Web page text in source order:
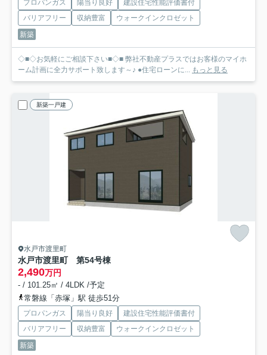
プロパンガス 陽当り良好
建設住宅性能評価書付
バリアフリー
収納豊富
ウォークインクロゼット
新築
◇■◇お気軽にご相談下さい■◇■ 弊社不動産プラスではお客様のマイホ
ーム計画に全力サポート致します～♪ ●住宅ローンに...
もっと見る
新築一戸建
水戸市渡里町
水戸市渡里町 第54号棟
2,490万円
- / 101.25㎡ / 4LDK /予定
常磐線「赤塚」駅 徒歩51分
プロパンガス 陽当り良好
建設住宅性能評価書付
バリアフリー
収納豊富
ウォークインクロゼット
新築